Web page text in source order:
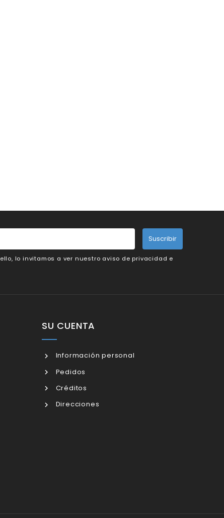
Suscribir
lo invitamos a ver nuestro aviso de privacidad e
SU CUENTA
Información personal
Pedidos
Créditos
Direcciones